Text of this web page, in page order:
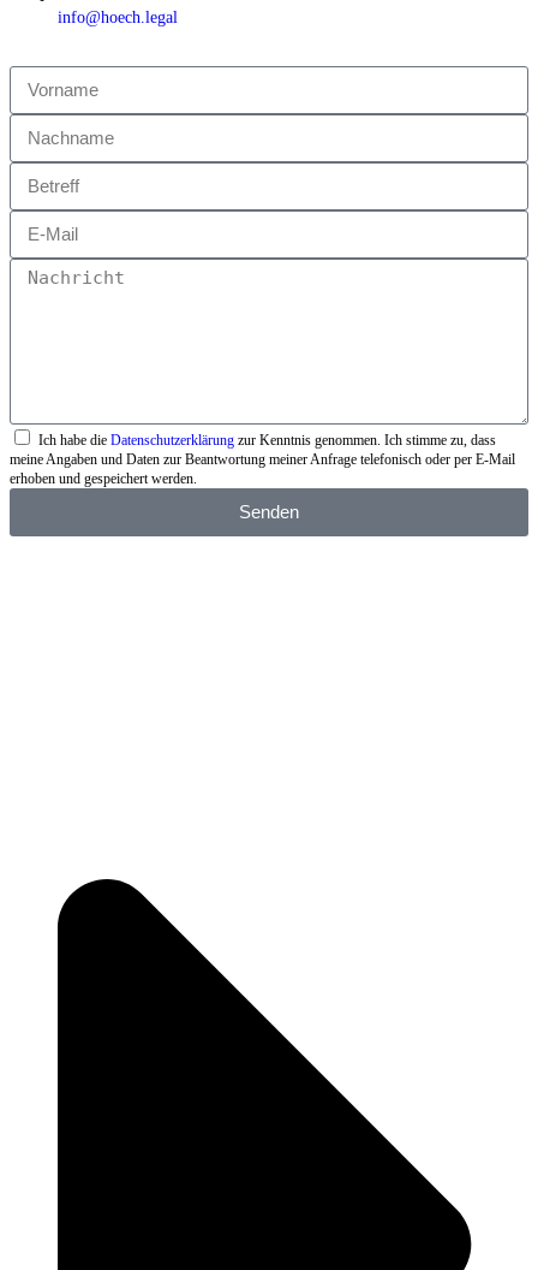
info@hoech.legal
Ich habe die Datenschutzerklärung zur Kenntnis genommen. Ich stimme zu, dass
meine Angaben und Daten zur Beantwortung meiner Anfrage telefonisch oder per E-Mail
erhoben und gespeichert werden.
Senden